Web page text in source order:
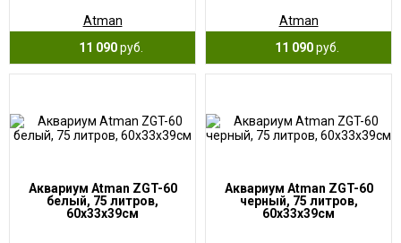
Atman
11 090руб.
Atman
11 090руб.
Аквариум Atman ZGT-60
белый, 75 литров,
60х33х39см
Аквариум Atman ZGT-60
черный, 75 литров,
60х33х39см